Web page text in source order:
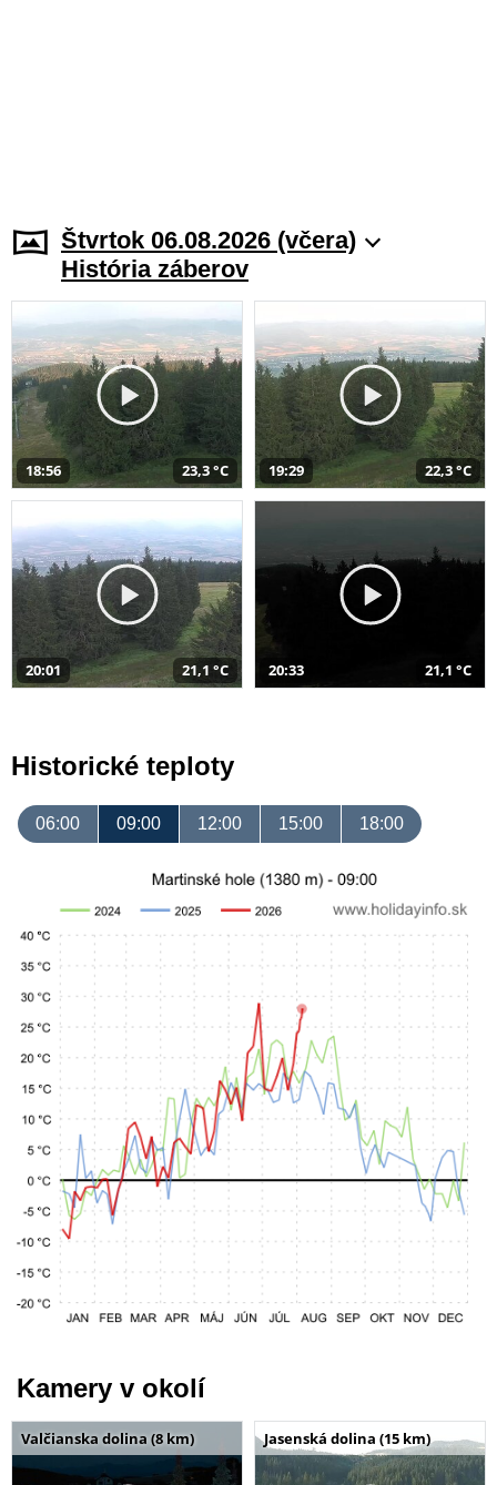
Štvrtok 06.08.2026 (včera)
História záberov
18:56 23,3 °C 19:29 22,3 °C
20:01 21,1 °C 20:33 21,1 °C
Historické teploty
06:00 09:00 12:00 15:00 18:00
Kamery v okolí
Valčianska dolina (8 km) Jasenská dolina (15 km)